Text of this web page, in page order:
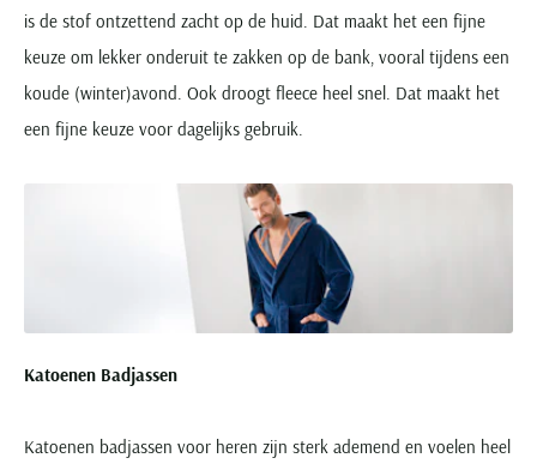
is de stof ontzettend zacht op de huid. Dat maakt het een fijne
keuze om lekker onderuit te zakken op de bank, vooral tijdens een
koude (winter)avond. Ook droogt fleece heel snel. Dat maakt het
een fijne keuze voor dagelijks gebruik.
Katoenen Badjassen
Katoenen badjassen voor heren zijn sterk ademend en voelen heel